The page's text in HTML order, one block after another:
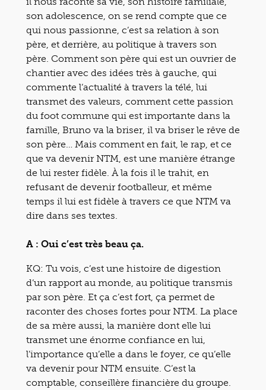
son adolescence, on se rend compte que ce
qui nous passionne, c’est sa relation à son
père, et derrière, au politique à travers son
père. Comment son père qui est un ouvrier de
chantier avec des idées très à gauche, qui
commente l’actualité à travers la télé, lui
transmet des valeurs, comment cette passion
du foot commune qui est importante dans la
famille, Bruno va la briser, il va briser le rêve de
son père… Mais comment en fait, le rap, et ce
que va devenir NTM, est une manière étrange
de lui rester fidèle. À la fois il le trahit, en
refusant de devenir footballeur, et même
temps il lui est fidèle à travers ce que NTM va
dire dans ses textes.
A : Oui c’est très beau ça.
KQ: Tu vois, c’est une histoire de digestion
d’un rapport au monde, au politique transmis
par son père. Et ça c’est fort, ça permet de
raconter des choses fortes pour NTM. La place
de sa mère aussi, la manière dont elle lui
transmet une énorme confiance en lui,
l’importance qu’elle a dans le foyer, ce qu’elle
va devenir pour NTM ensuite. C’est la
comptable, conseillère financière du groupe.